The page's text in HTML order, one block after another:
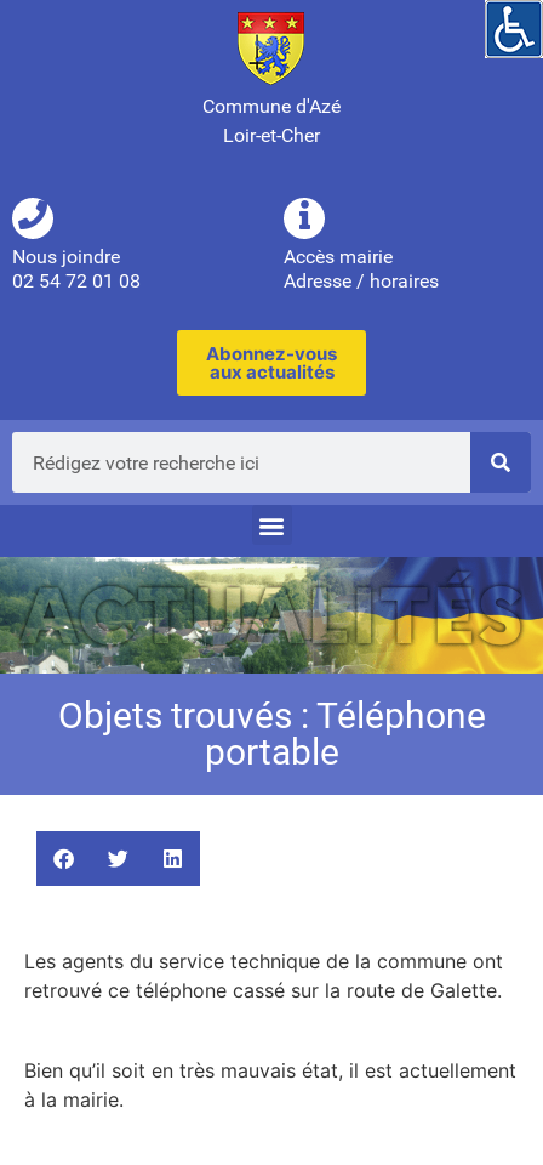
Commune d'Azé
Loir-et-Cher
Nous joindre
02 54 72 01 08
Accès mairie
Adresse / horaires
Abonnez-vous
aux actualités
Objets trouvés : Téléphone
portable
Les agents du service technique de la commune ont
retrouvé ce téléphone cassé sur la route de Galette.
Bien qu’il soit en très mauvais état, il est actuellement
à la mairie.